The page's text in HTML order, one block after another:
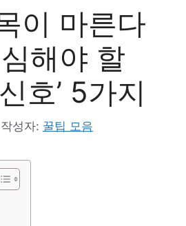
이 마른다
해야 할
호’ 5가지
작성자: 꿀팁 모음